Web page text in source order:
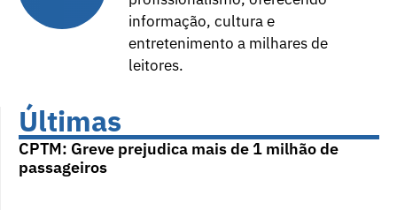
informação, cultura e
entretenimento a milhares de
leitores.
Últimas
CPTM: Greve prejudica mais de 1 milhão de
passageiros